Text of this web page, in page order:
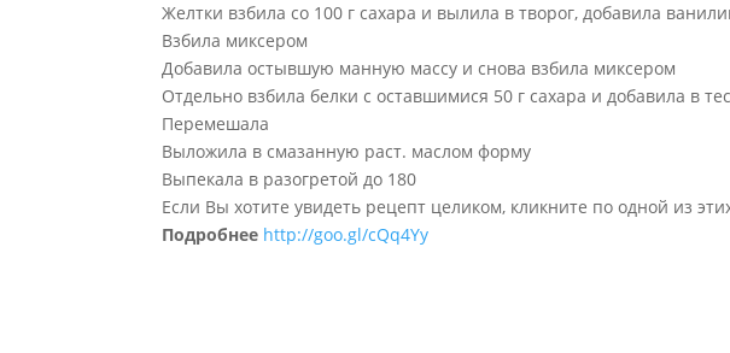
Желтки взбила со 100 г сахара и вылила в творог, добавила
Взбила миксером
Добавила остывшую манную массу и снова взбила миксером
Отдельно взбила белки с оставшимися 50 г сахара и добавила в
Перемешала
Выложила в смазанную раст. маслом форму
Выпекала в разогретой до 180
Если Вы хотите увидеть рецепт целиком, кликните по одной из
Подробнее http://goo.gl/cQq4Yy